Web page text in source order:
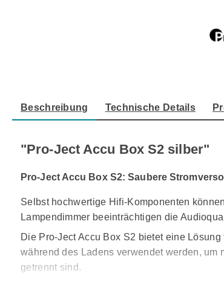
Beschreibung Technische Details
"Pro-Ject Accu Box S2 silber"
Pro-Ject Accu Box S2: Saubere
Selbst hochwertige Hifi-Komponenten
Lampendimmer beeinträchtigen die
Die Pro-Ject Accu Box S2 bietet eine
während des Ladens verwendet werden,
getrennt sind.